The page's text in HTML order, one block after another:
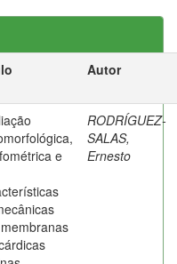
Autor
e
RODRÍGUEZ-
SALAS,
Ernesto